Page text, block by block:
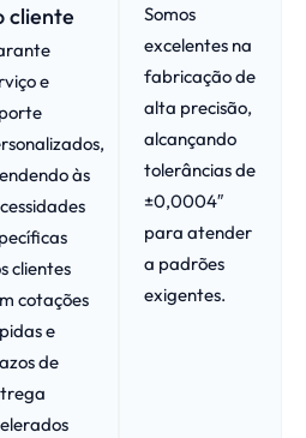
cliente
e
às
clientes
cotações
e
de
Somos
excelentes na
fabricação de
alta precisão,
alcançando
tolerâncias de
±0,0004″
para atender
a padrões
exigentes.